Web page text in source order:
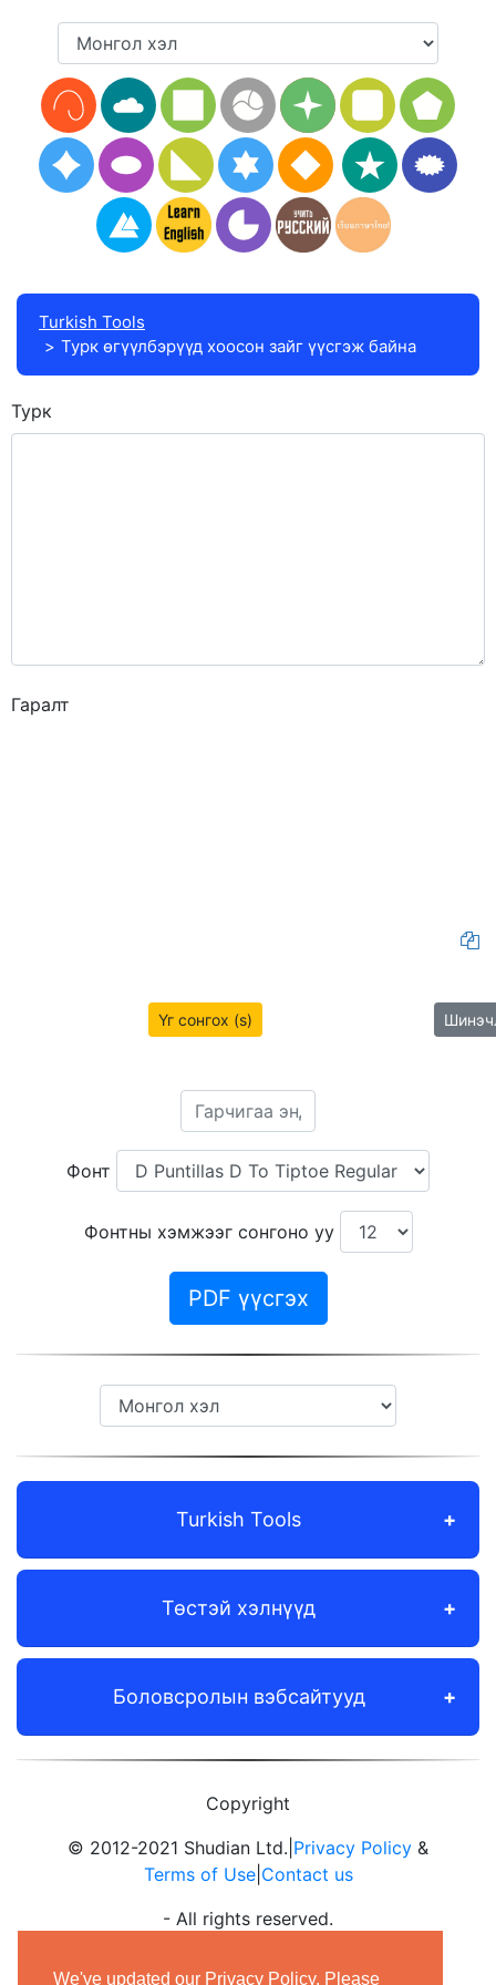
We've updated our Privacy Policy. Please
Turkish Tools
Турк өгүүлбэрүүд хоосон зайг үүсгэж байна
Турк
Гаралт
Үг сонгох (s)
Фонт
Фонтны хэмжээг сонгоно уу
PDF үүсгэх
Turkish Tools
Төстэй хэлнүүд
Боловсролын вэбсайтууд
Copyright
© 2012-2021 Shudian Ltd.| Privacy Policy &
Terms of Use| Contact us
- All rights reserved.